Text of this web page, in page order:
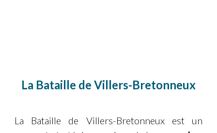
La Bataille de Villers-Bretonneux
La Bataille de Villers-Bretonneux est un